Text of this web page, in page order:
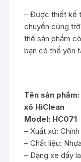
– Được thiết kế
chuyển cũng
thế sản phẩm
bạn có thể yên
Tên sản
xô HiClean
Model: HC071
– Xuất xứ: Chính
– Chất liệu:
– Dạng xe đẩy